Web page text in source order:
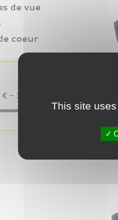
de vue
coeur
- 344,00 €
This site